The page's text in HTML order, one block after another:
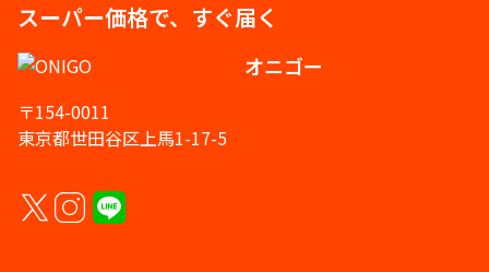
スーパー価格で、すぐ届く
オニゴー
〒154-0011
東京都世田谷区上馬1-17-5